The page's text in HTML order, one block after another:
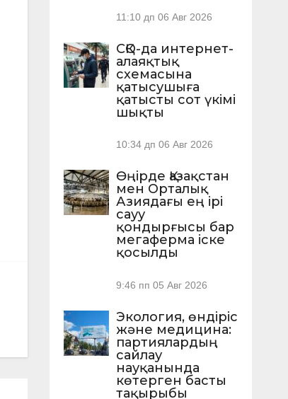
11:10 дп 06 Авг 2026
СҚО-да интернет-
алаяқтық
схемасына
қатысушыға
қатысты сот үкімі
шықты
10:34 дп 06 Авг 2026
Өңірде Қазақстан
мен Орталық
Азиядағы ең ірі
сауу
қондырғысы бар
мегаферма іске
қосылды
9:46 пп 05 Авг 2026
Экология, өндіріс
және медицина:
партиялардың
сайлау
науқанында
көтерген басты
тақырыбы